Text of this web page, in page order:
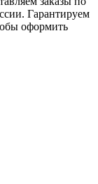
Гарантируем
оформить